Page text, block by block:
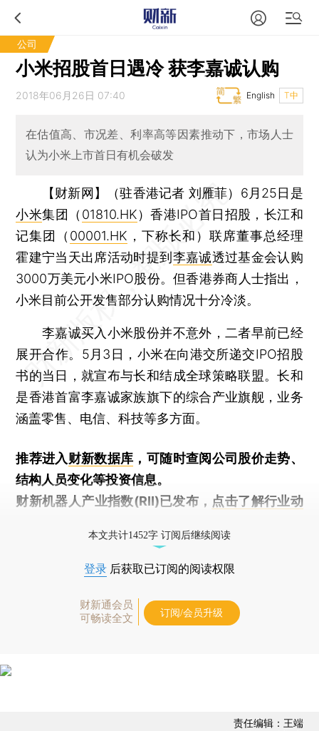
公司
小米招股首日遇冷 获李嘉诚认购
2018年06月26日 07:40 T中
English
在估值高、市况差、利率高等因素推动下，市场人士
认为小米上市首日有机会破发
【财新网】（驻香港记者 刘雁菲） 6月25日是
小米集团（ 01810.HK）香港IPO首日招股，长江和
记集团（ 00001.HK ，下称长和）联席董事总经理
霍建宁当天出席活动时提到 李嘉诚透过基金会认购
3000万美元小米IPO股份。但香港券商人士指出，
小米目前公开发售部分认购情况十分冷淡。
李嘉诚买入小米股份并不意外，二者早前已经
展开合作。5月3日，小米在向港交所递交IPO招股
书的当日，就宣布与长和结成全球策略联盟。长和
是香港首富李嘉诚家族旗下的综合产业旗舰，业务
涵盖零售、电信、科技等多方面。
推荐进入财新数据库 ，可随时查阅公司股价走势、
结构人员变化等投资信息。
财新机器人产业指数(RII)已发布， 点击了解行业动
本文共计1452字 订阅后继续阅读
登录 后获取已订阅的阅读权限
财新通会员
可畅读全文
订阅/会员升级
责任编辑：王端